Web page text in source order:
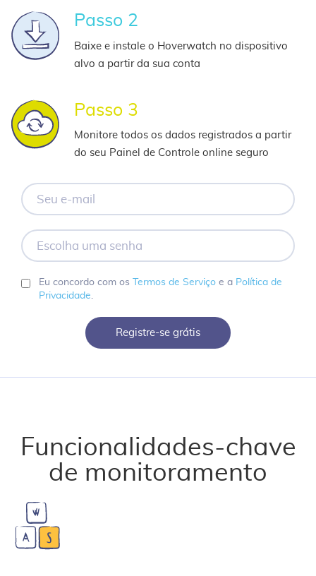
Passo 2
Baixe e instale o Hoverwatch no dispositivo
alvo a partir da sua conta
Passo 3
Monitore todos os dados registrados a partir
do seu Painel de Controle online seguro
Eu concordo com os Termos de Serviçoe a Política de
Privacidade.
Registre-se grátis
Funcionalidades-chave
de monitoramento